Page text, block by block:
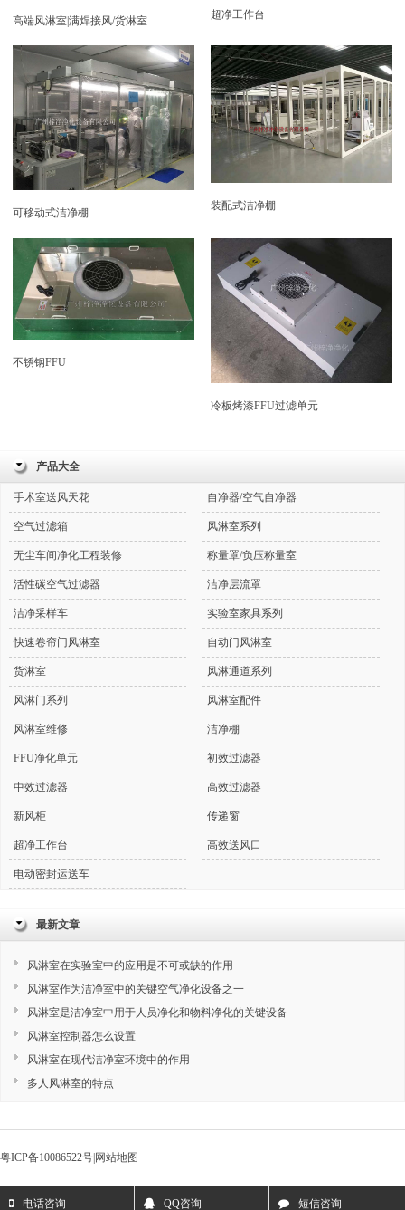
高端风淋室|满焊接风/货淋室 超净工作台
可移动式洁净棚
装配式洁净棚
不锈钢FFU
冷板烤漆FFU过滤单元
产品大全
手术室送风天花 自净器/空气自净器
空气过滤箱 风淋室系列
无尘车间净化工程装修 称量罩/负压称量室
活性碳空气过滤器 洁净层流罩
洁净采样车 实验室家具系列
快速卷帘门风淋室 自动门风淋室
货淋室 风淋通道系列
风淋门系列 风淋室配件
风淋室维修 洁净棚
FFU净化单元 初效过滤器
中效过滤器 高效过滤器
新风柜 传递窗
超净工作台 高效送风口
电动密封运送车
最新文章
风淋室在实验室中的应用是不可或缺的作用
风淋室作为洁净室中的关键空气净化设备之一
风淋室是洁净室中用于人员净化和物料净化的关键设备
风淋室控制器怎么设置
风淋室在现代洁净室环境中的作用
多人风淋室的特点
粤ICP备10086522号|网站地图
电话咨询 QQ咨询 短信咨询